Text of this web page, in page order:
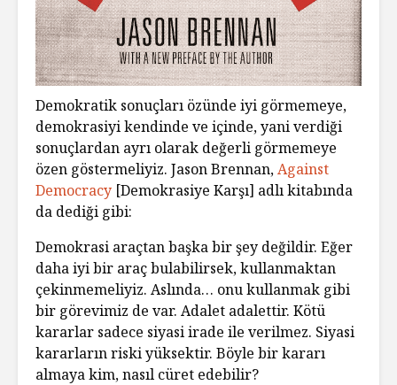
Demokratik sonuçları özünde iyi görmemeye,
demokrasiyi kendinde ve içinde, yani verdiği
sonuçlardan ayrı olarak değerli görmemeye
özen göstermeliyiz. Jason Brennan,Against
Democracy [Demokrasiye Karşı] adlı kitabında
da dediği gibi:
Demokrasi araçtan başka bir şey değildir. Eğer
daha iyi bir araç bulabilirsek, kullanmaktan
çekinmemeliyiz. Aslında… onu kullanmak gibi
bir görevimiz de var. Adalet adalettir. Kötü
kararlar sadece siyasi irade ile verilmez. Siyasi
kararların riski yüksektir. Böyle bir kararı
almaya kim, nasıl cüret edebilir?